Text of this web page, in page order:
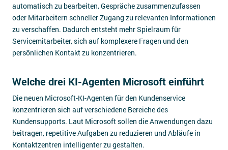
automatisch zu bearbeiten, Gespräche zusammenzufassen
oder Mitarbeitern schneller Zugang zu relevanten Informationen
zu verschaffen. Dadurch entsteht mehr Spielraum für
Servicemitarbeiter, sich auf komplexere Fragen und den
persönlichen Kontakt zu konzentrieren.
Welche drei KI-Agenten Microsoft einführt
Die neuen Microsoft-KI-Agenten für den Kundenservice
konzentrieren sich auf verschiedene Bereiche des
Kundensupports. Laut Microsoft sollen die Anwendungen dazu
beitragen, repetitive Aufgaben zu reduzieren und Abläufe in
Kontaktzentren intelligenter zu gestalten.